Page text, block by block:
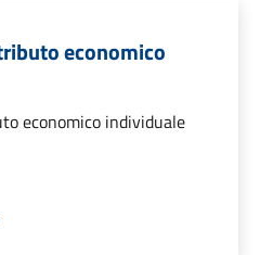
economico
economico individuale